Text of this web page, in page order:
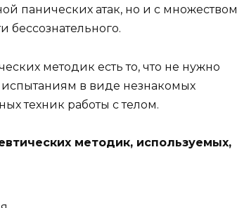
панических атак, но и с множеством
бессознательного.
методик есть то, что не нужно
в виде незнакомых
техник работы с телом.
методик, используемых,